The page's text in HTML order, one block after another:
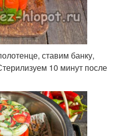
ставим банку,
10 минут после